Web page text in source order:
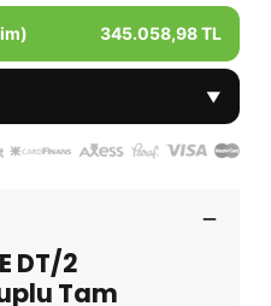
345.058,98 TL
▼
DT/2
Tam